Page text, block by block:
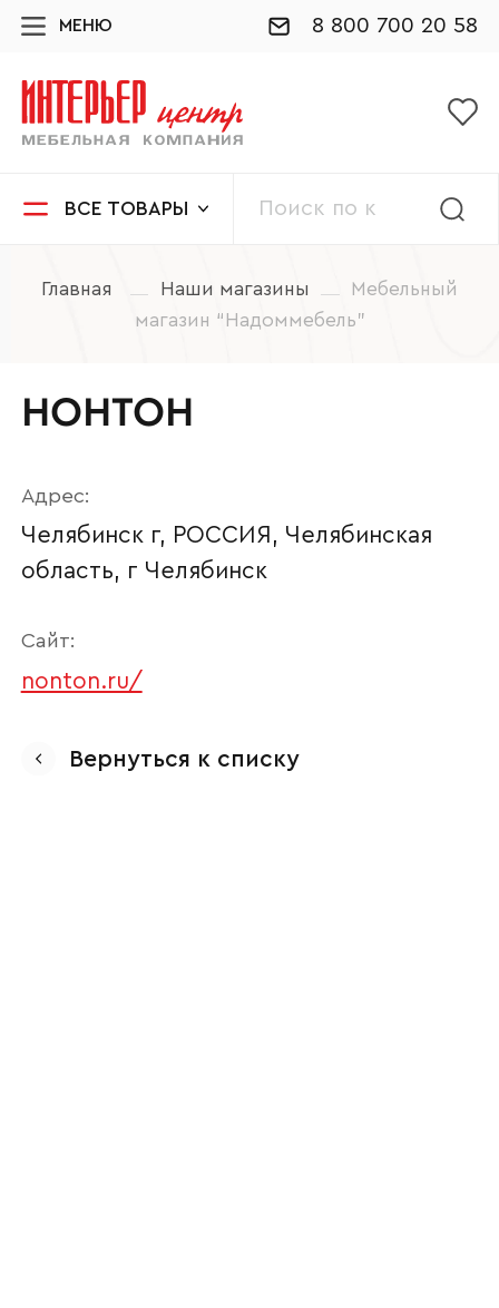
МЕНЮ 8 800 700 20 58
ВСЕ ТОВАРЫ
Главная Наши магазины
Мебельный
магазин “Надоммебель”
НОНТОН
Адрес:
Челябинск г, РОССИЯ, Челябинская
область, г Челябинск
Сайт:
nonton.ru/
Вернуться к списку